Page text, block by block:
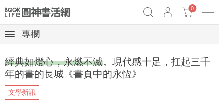
Netflix話題章魚小說！
0
專欄
經典如燈心，永燃不滅。現代感十足，扛起三千
年的書的長城《書頁中的永恆》
文學新訊